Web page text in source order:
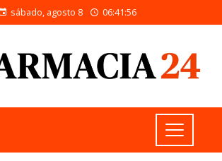
sábado, agosto 8 06:41:57